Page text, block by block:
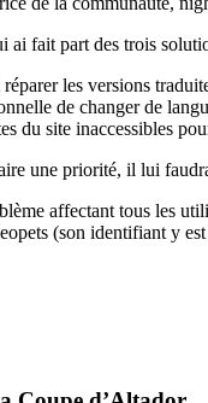
ai fait part des trois
les versions
de changer de
du site inaccessibles
une priorité, il lui
affectant tous les
(son identifiant y